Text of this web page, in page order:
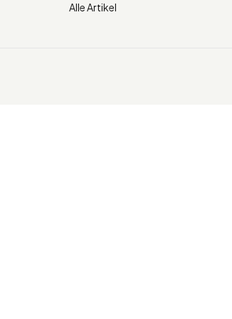
Alle Artikel